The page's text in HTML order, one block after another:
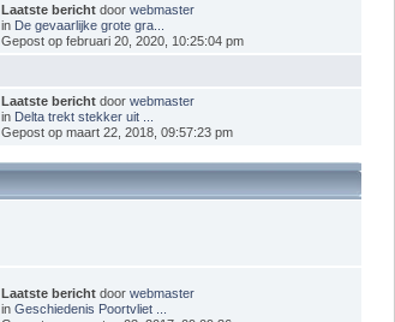
Laatste bericht doorwebmaster
in De gevaarlijke grote gra...
Gepost op februari 20, 2020, 10:25:04 pm
Laatste bericht doorwebmaster
in Delta trekt stekker uit ...
Gepost op maart 22, 2018, 09:57:23 pm
Laatste bericht doorwebmaster
inGeschiedenis Poortvliet ...